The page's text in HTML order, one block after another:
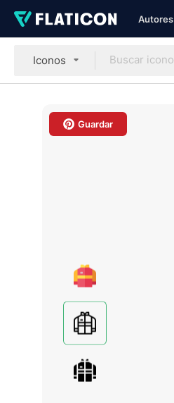
Autores
Iconos
Guardar